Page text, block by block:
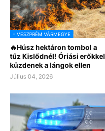
- VESZPRÉM VÁRMEGYE
🔥Húsz hektáron tombol a
tűz Kislődnél! Óriási erőkkel
küzdenek a lángok ellen
Július 04, 2026